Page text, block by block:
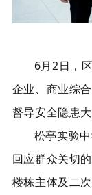
6月2日，
企业、商业综
督导安全隐患
松亭实验
回应群众关切
楼栋主体及二